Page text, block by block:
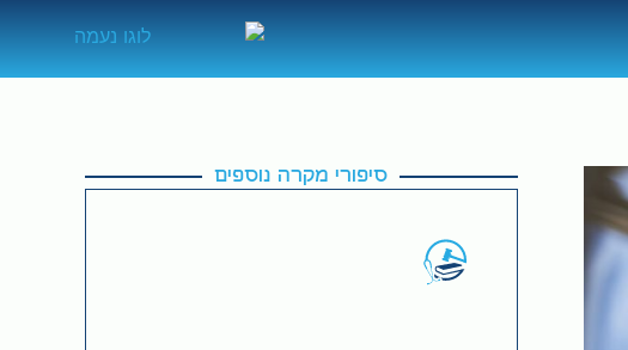
סיפורי מקרה נוספים